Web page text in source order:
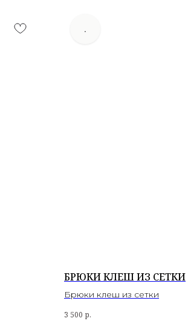
.
БРЮКИ КЛЕШ ИЗ СЕТКИ
Брюки клеш из сетки
3 500 р.